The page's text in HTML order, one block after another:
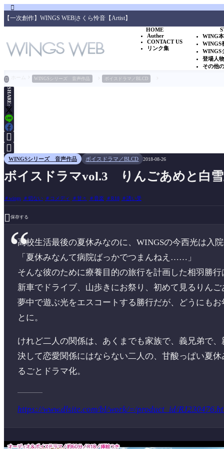

【一次創作】WINGS WEB|さくら怜音【Artist】
HOME
Auther
CONTACT US
リンク集
WING
WINGS
WINGS
登場人
その他
 WINGSシリーズ 音声作品 ボイスドラマ／BLCD
SHARE:


WINGSシリーズ 音声作品 ボイスドラマ／BLCD 2018-08-26
ボイスドラマvol.3 りんごあめと白
wings 切ない コメディ 甘々 音楽 R18 誘い受
 保存する
高校生活最後の夏休みなのに、WINGSの今西光は入
「夏休みなんて病院ばっかでつまんねえ……」
そんな彼のために療養目的の旅行を計画した相羽勝
新車でドライブ、山歩きにお祭り、初めて見るりんご
夢中で遊ぶ光をエスコートする勝行だが、どうにも
とに。
けれど二人の関係は、あくまでも家族で、義兄弟で
決して恋愛関係にはならない二人の、甘酸っぱい夏
るごとドラマ化。
https://www.dlsite.com/bl/work/=/product_id/